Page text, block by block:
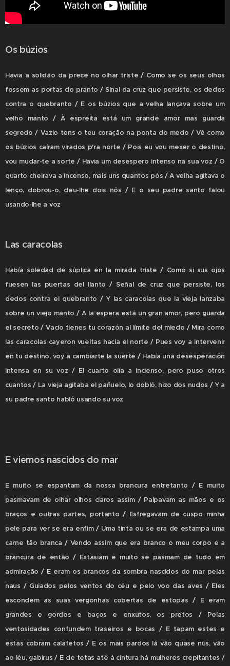
Os búzios
Havia a solidão da prece no olhar triste / Como se os seus olhos
fossem as portas do pranto / Sinal da cruz que persiste, os dedos
contra o quebranto / E os búzios que a velha lançava sobre um
velho manto / À espreita está um grande amor mas guarda
segredo / Vazio tens o teu coração na ponta do medo / Vê como
os búzios caíram virados p'ra norte / Pois eu vou mexer o destino,
vou mudar-te a sorte / Havia um desespero intenso na sua voz / O
quarto cheirava a incenso, mais uns quantos pós / A velha agitava o
lenço, dobrou-o, deu-lhe dois nós / E o seu padre santo falou
usando-lhe a voz
Las caracolas
Había soledad de súplica en la mirada triste / Como si sus ojos
fuesen las puertas del llanto / Señal de cruz que persiste, los
dedos contra el quebranto / Y las caracolas que la vieja lanzaba
sobre un viejo manto / A la espera está un gran amor, pero guarda
el secreto / Vacío tienes tu corazón al límite del miedo / Mira como
las caracolas cayeron vueltas hacia el norte / Pues voy a intervenir
en tu destino, voy a cambiarte la suerte / Había una desesperación
intensa en su voz / El cuarto olía a incienso, pero puso otros
cuantos / La vieja agitaba el pañuelo, lo dobló, hizo dos nudos / Y a
su padre santo habló usando su voz
E viemos nascidos do mar
E muito se espantam da nossa brancura entretanto / E muito
pasmavam de olhar olhos claros assim / Palpavam as mãos e os
braços e outras partes, portanto / Esfregavam de cuspo minha
pele para ver se era enfim / Uma tinta ou se era de estampa uma
carne tão branca / Vendo assim que era branco o meu corpo e a
brancura de então / Extasiam e muito se pasmam de tudo em
admiração / E eram os brancos da sombra nascidos do mar pelas
naus / Guiados pelos ventos do céu e pelo voo das aves / Eles
escondem as suas vergonhas cobertas de estopas / E eram
grandes e gordos e baços e enxutos, os pretos / Pelas
ventosidades confundem traseiros e bocas / E tapam estes e
estas cobram calafetos / E os mais pardos lá vão quase nús, vão
ao léu, gabirus / E de tetas até à cintura há mulheres crepitantes /